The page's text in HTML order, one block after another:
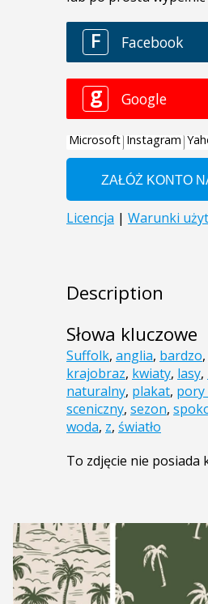
Description
Słowa kluczowe
Suffolk, anglia, bardzo,
krajobraz, kwiaty, lasy,
naturalny, plakat,
sceniczny, sezon,
woda, z, światło
To zdjęcie nie posiada